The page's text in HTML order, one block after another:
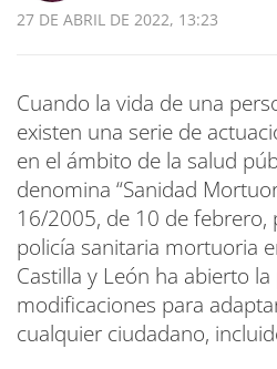
27 DE ABRIL DE 2022, 13:23
Cuando la vida de una
existen una serie de
en el ámbito de la salud
denomina “Sanidad
16/2005, de 10 de febrero,
policía sanitaria mortuoria
Castilla y León ha abierto
modificaciones para
cualquier ciudadano,